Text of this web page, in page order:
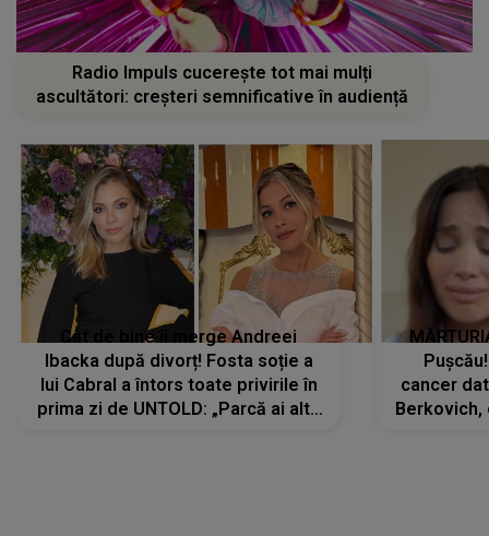
Radio Impuls cucerește tot mai mulți
ascultători: creșteri semnificative în audiență
Cât de bine îi merge Andreei
Ibacka după divorț! Fosta soție a
lui Cabral a întors toate privirile în
prima zi de UNTOLD: „Parcă ai altă
cancer
Berkovich,